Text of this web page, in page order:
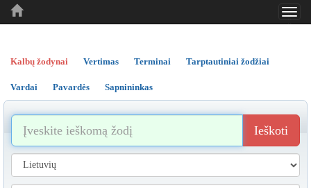
..
..
Kalbų žodynai Vertimas Terminai Tarptautiniai žodžiai
Vardai Pavardės Sapnininkas
Ieškoti